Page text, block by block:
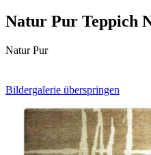
Natur Pur Teppich
Natur Pur
Bildergalerie überspringen